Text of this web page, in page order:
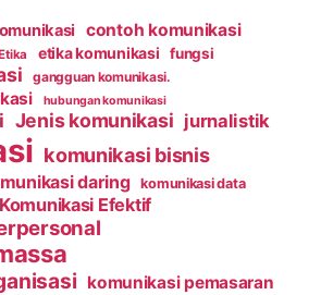
contoh komunikasi
etika komunikasi fungsi
gangguan komunikasi.
hubungan komunikasi
Jenis komunikasi jurnalistik
komunikasi bisnis
daring komunikasi data
Komunikasi Efektif
komunikasi pemasaran